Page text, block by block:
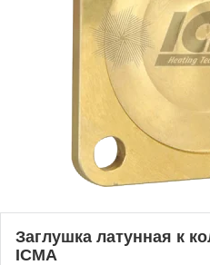
Заглушка латунная к
ICMA